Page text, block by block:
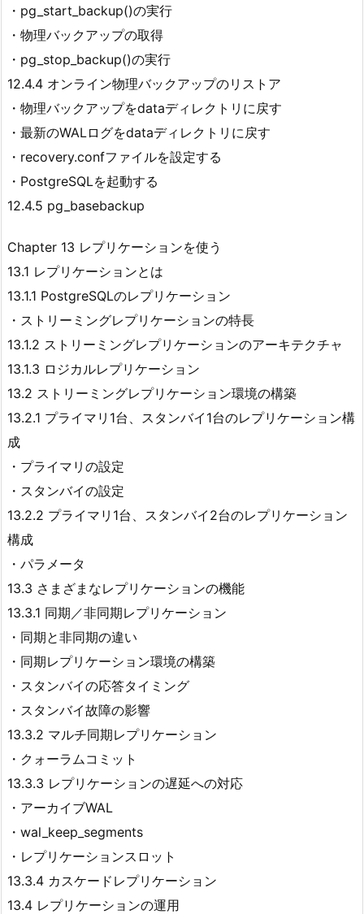
・pg_start_backup()の実行
・物理バックアップの取得
・pg_stop_backup()の実行
12.4.4 オンライン物理バックアップのリストア
・物理バックアップをdataディレクトリに戻す
・最新のWALログをdataディレクトリに戻す
・recovery.confファイルを設定する
・PostgreSQLを起動する
12.4.5 pg_basebackup
Chapter 13 レプリケーションを使う
13.1 レプリケーションとは
13.1.1 PostgreSQLのレプリケーション
・ストリーミングレプリケーションの特長
13.1.2 ストリーミングレプリケーションのアーキテクチャ
13.1.3 ロジカルレプリケーション
13.2 ストリーミングレプリケーション環境の構築
13.2.1 プライマリ1台、スタンバイ1台のレプリケーション構
成
・プライマリの設定
・スタンバイの設定
13.2.2 プライマリ1台、スタンバイ2台のレプリケーション
構成
・パラメータ
13.3 さまざまなレプリケーションの機能
13.3.1 同期／非同期レプリケーション
・同期と非同期の違い
・同期レプリケーション環境の構築
・スタンバイの応答タイミング
・スタンバイ故障の影響
13.3.2 マルチ同期レプリケーション
・クォーラムコミット
13.3.3 レプリケーションの遅延への対応
・アーカイブWAL
・wal_keep_segments
・レプリケーションスロット
13.3.4 カスケードレプリケーション
13.4 レプリケーションの運用